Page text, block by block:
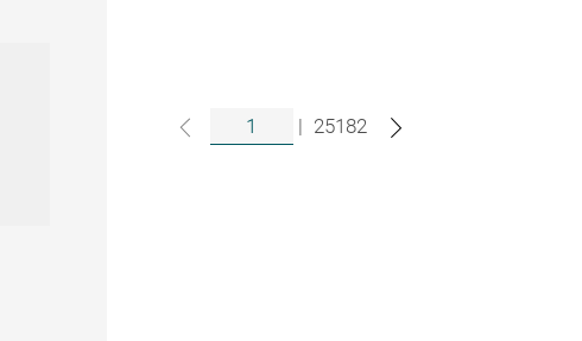
| 25182